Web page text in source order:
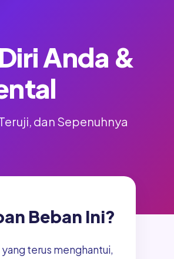
Anda &
dan Sepenuhnya
Beban Ini?
terus menghantui,